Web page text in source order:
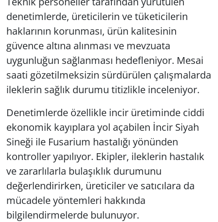
denetimlerde, üreticilerin ve tüketicilerin
haklarının korunması, ürün kalitesinin
güvence altına alınması ve mevzuata
uygunluğun sağlanması hedefleniyor. Mesai
saati gözetilmeksizin sürdürülen çalışmalarda
ileklerin sağlık durumu titizlikle inceleniyor.
Denetimlerde özellikle incir üretiminde ciddi
ekonomik kayıplara yol açabilen İncir Siyah
Sineği ile Fusarium hastalığı yönünden
kontroller yapılıyor. Ekipler, ileklerin hastalık
ve zararlılarla bulaşıklık durumunu
değerlendirirken, üreticiler ve satıcılara da
mücadele yöntemleri hakkında
bilgilendirmelerde bulunuyor.